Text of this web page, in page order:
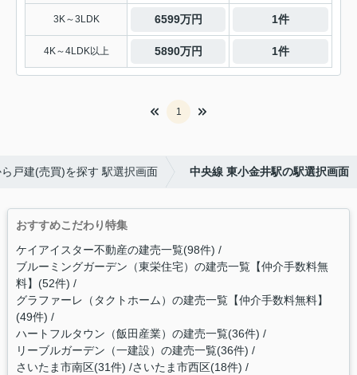
3K～3LDK 6599万円 1件
4K～4LDK以上 5890万円 1件
1
戸建(売買)を探す 駅選択画面 中央線 東小金井駅の駅選択画面
おすすめこだわり特集
ケイアイスター不動産の建売一覧(98件)
ブルーミングガーデン（東栄住宅）の建売一覧【仲介手数料無
料】(52件)
グラファーレ（タクトホーム）の建売一覧【仲介手数料無料】
(49件)
ハートフルタウン（飯田産業）の建売一覧(36件)
リーブルガーデン（一建設）の建売一覧(36件)
さいたま市南区(31件) さいたま市西区(18件)